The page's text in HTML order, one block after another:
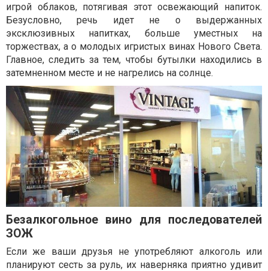
игрой облаков, потягивая этот освежающий напиток.
Безусловно, речь идет не о выдержанных
эксклюзивных напитках, больше уместных на
торжествах, а о молодых игристых винах Нового Света.
Главное, следить за тем, чтобы бутылки находились в
затемненном месте и не нагрелись на солнце.
Безалкогольное вино для последователей
ЗОЖ
Если же ваши друзья не употребляют алкоголь или
планируют сесть за руль, их наверняка приятно удивит